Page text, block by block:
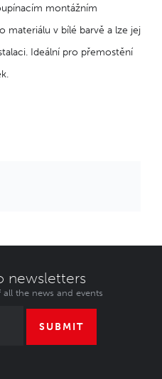
montážním
materiálu v bílé barvě a lze jej
Ideální pro přemostění
newsletters
the news and events
SUBMIT